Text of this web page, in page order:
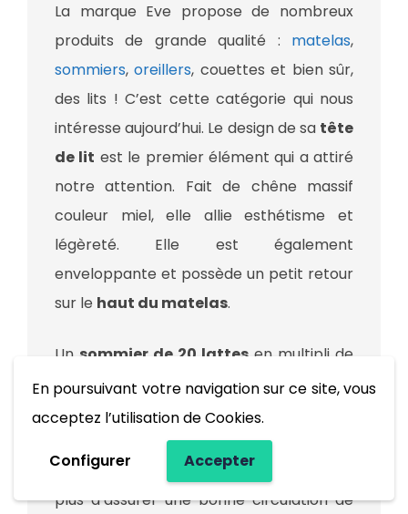
En poursuivant votre navigation sur ce site, vous
acceptez l’utilisation de Cookies.
Configurer Accepter
La marque Eve propose de nombreux
produits de grande qualité : matelas,
sommiers,oreillers, couettes et bien sûr,
des lits ! C’est cette catégorie qui nous
intéresse aujourd’hui. Le design de sa tête
de lit est le premier élément qui a attiré
notre attention. Fait de chêne massif
couleur miel, elle allie esthétisme et
légèreté. Elle est également
enveloppante et possède un petit retour
sur le haut du matelas.
Un sommier de 20 lattes en multipli de
bouleau va venir soutenir votre matelas
tout en lui assurant une excellente
respirabilité. Le lit Radiant d’Eve est
perché sur des pieds de 18 cm de haut. En
plus d’assurer une bonne circulation de